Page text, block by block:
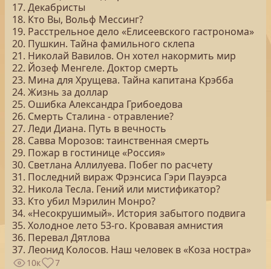
17. Декабристы
18. Кто Вы, Вольф Мессинг?
19. Расстрельное дело «Елисеевского гастронома»
20. Пушкин. Тайна фамильного склепа
21. Николай Вавилов. Он хотел накормить мир
22. Йозеф Менгеле. Доктор смерть
23. Мина для Хрущева. Тайна капитана Крэбба
24. Жизнь за доллар
25. Ошибка Александра Грибоедова
26. Смерть Сталина - отравление?
27. Леди Диана. Путь в вечность
28. Савва Морозов: таинственная смерть
29. Пожар в гостинице «Россия»
30. Светлана Аллилуева. Побег по расчету
31. Последний вираж Фрэнсиса Гэри Пауэрса
32. Никола Тесла. Гений или мистификатор?
33. Кто убил Мэрилин Монро?
34. «Несокрушимый». История забытого подвига
35. Холодное лето 53-го. Кровавая амнистия
36. Перевал Дятлова
37. Леонид Колосов. Наш человек в «Коза ностра»
10к 7